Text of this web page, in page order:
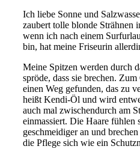
Ich liebe Sonne und
zaubert tolle blonde Strähnen
wenn ich nach einem
bin, hat meine Friseurin
Meine Spitzen werden durch
spröde, dass sie brechen.
einen Weg gefunden, das zu
heißt Kendi-Öl und wird
auch mal zwischendurch am
einmassiert. Die Haare
geschmeidiger an und
die Pflege sich wie ein